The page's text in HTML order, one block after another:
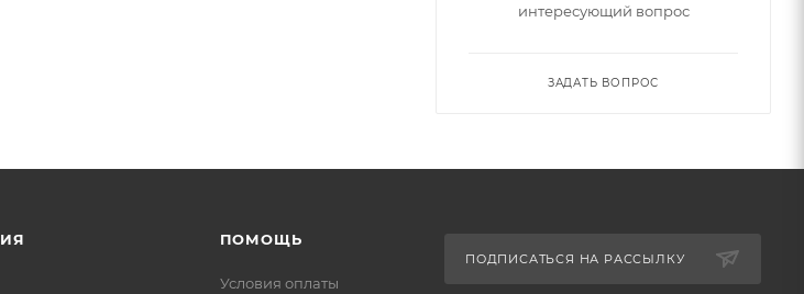
интересующий вопрос
ЗАДАТЬ ВОПРОС
ПОМОЩЬ
Условия оплаты
ПОДПИСАТЬСЯ НА РАССЫЛКУ